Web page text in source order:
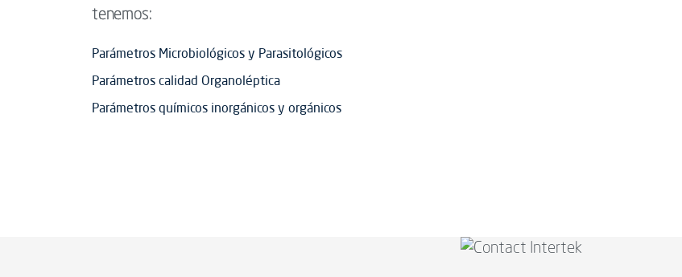
tenemos:
Parámetros Microbiológicos y Parasitológicos
Parámetros calidad Organoléptica
Parámetros químicos inorgánicos y orgánicos